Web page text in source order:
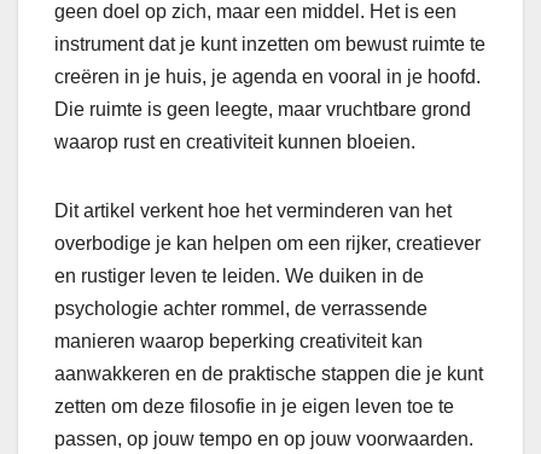
geen doel op zich, maar een middel. Het is een
instrument dat je kunt inzetten om bewust ruimte te
creëren in je huis, je agenda en vooral in je hoofd.
Die ruimte is geen leegte, maar vruchtbare grond
waarop rust en creativiteit kunnen bloeien.
Dit artikel verkent hoe het verminderen van het
overbodige je kan helpen om een rijker, creatiever
en rustiger leven te leiden. We duiken in de
psychologie achter rommel, de verrassende
manieren waarop beperking creativiteit kan
aanwakkeren en de praktische stappen die je kunt
zetten om deze filosofie in je eigen leven toe te
passen, op jouw tempo en op jouw voorwaarden.